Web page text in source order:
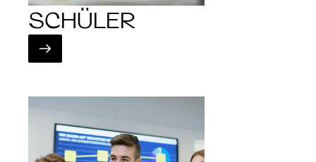
SCHÜLER